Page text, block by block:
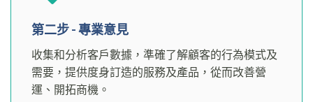
第二步 - 專業意見
收集和分析客戶數據，準確了解顧客的行為模式及
需要，提供度身訂造的服務及產品，從而改善營
運、開拓商機。